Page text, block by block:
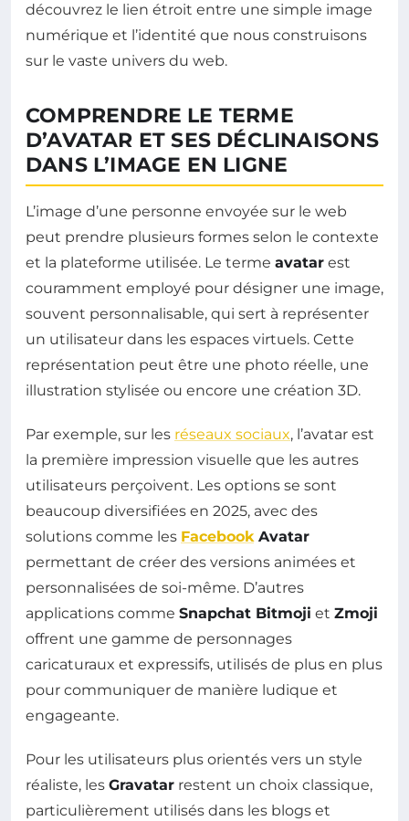
découvrez le lien étroit entre une simple image
numérique et l’identité que nous construisons
sur le vaste univers du web.
COMPRENDRE LE TERME
D’AVATAR ET SES DÉCLINAISONS
DANS L’IMAGE EN LIGNE
L’image d’une personne envoyée sur le web
peut prendre plusieurs formes selon le contexte
et la plateforme utilisée. Le terme avatar est
couramment employé pour désigner une image,
souvent personnalisable, qui sert à représenter
un utilisateur dans les espaces virtuels. Cette
représentation peut être une photo réelle, une
illustration stylisée ou encore une création 3D.
Par exemple, sur les réseaux sociaux, l’avatar est
la première impression visuelle que les autres
utilisateurs perçoivent. Les options se sont
beaucoup diversifiées en 2025, avec des
solutions comme les FacebookAvatar
permettant de créer des versions animées et
personnalisées de soi-même. D’autres
applications comme Snapchat Bitmoji et Zmoji
offrent une gamme de personnages
caricaturaux et expressifs, utilisés de plus en plus
pour communiquer de manière ludique et
engageante.
Pour les utilisateurs plus orientés vers un style
réaliste, les Gravatar restent un choix classique,
particulièrement utilisés dans les blogs et